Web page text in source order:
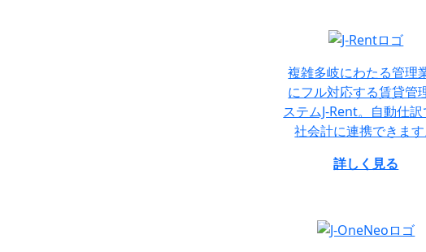
複雑多岐にわたる管理
にフル対応する賃貸管
ステムJ-Rent。自動仕訳
社会計に連携できます
詳しく見る